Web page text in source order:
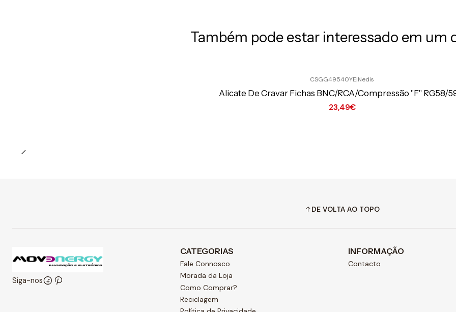
Também pode estar interessado em um
CSGG49540YE|Nedis
Alicate De Cravar Fichas BNC/RCA/Compressão "F" RG58/
23,49€
DE VOLTA AO TOPO
Siga-nos
CATEGORIAS
Fale Connosco
Morada da Loja
Como Comprar?
Reciclagem
INFORMAÇÃO
Contacto